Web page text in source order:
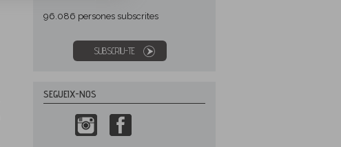
96.086 persones subscrites
SUBSCRIU-TE
SEGUEIX-NOS